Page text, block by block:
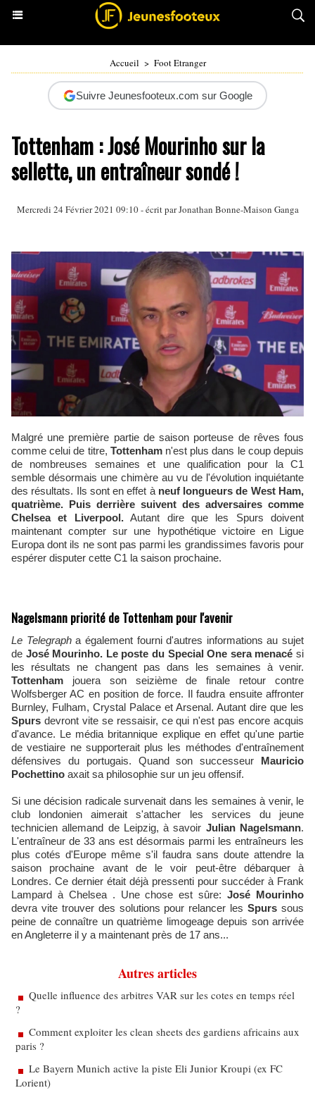
Accueil > Foot Etranger
Suivre Jeunesfooteux.com sur Google
Tottenham : José Mourinho sur la
sellette, un entraîneur sondé !
Mercredi 24 Février 2021 09:10 - écrit parJonathan Bonne-Maison Ganga
Malgré une première partie de saison porteuse de rêves fous
comme celui de titre, Tottenhamn'est plus dans le coup depuis
de nombreuses semaines et une qualification pour la C1
semble désormais une chimère au vu de l'évolution inquiétante
des résultats. Ils sont en effet à neuf longueurs de West Ham,
quatrième. Puis derrière suivent des adversaires comme
Chelsea et Liverpool.Autant dire que les Spurs doivent
maintenant compter sur une hypothétique victoire en Ligue
Europa dont ils ne sont pas parmi les grandissimes favoris pour
espérer disputer cette C1 la saison prochaine.
Nagelsmann priorité de Tottenham pour l'avenir
Le Telegrapha également fourni d'autres informations au sujet
de José Mourinho. Le poste du Special One sera menacé si
les résultats ne changent pas dans les semaines à venir.
Tottenham jouera son seizième de finale retour contre
Wolfsberger AC en position de force. Il faudra ensuite affronter
Burnley, Fulham, Crystal Palace et Arsenal. Autant dire que les
Spurs devront vite se ressaisir, ce qui n'est pas encore acquis
d'avance. Le média britannique explique en effet qu'une partie
de vestiaire ne supporterait plus les méthodes d'entraînement
défensives du portugais. Quand son successeur Mauricio
Pochettino axait sa philosophie sur un jeu offensif.
Si une décision radicale survenait dans les semaines à venir, le
club londonien aimerait s'attacher les services du jeune
technicien allemand de Leipzig, à savoir Julian Nagelsmann.
L'entraîneur de 33 ans est désormais parmi les entraîneurs les
plus cotés d'Europe même s'il faudra sans doute attendre la
saison prochaine avant de le voir peut-être débarquer à
Londres. Ce dernier était déjà pressenti pour succéder à Frank
Lampard à Chelsea . Une chose est sûre: José Mourinho
devra vite trouver des solutions pour relancer les Spurs sous
peine de connaître un quatrième limogeage depuis son arrivée
en Angleterre il y a maintenant près de 17 ans...
Autres articles
Quelle influence des arbitres VAR sur les cotes en temps réel
?
Comment exploiter les clean sheets des gardiens africains aux
paris ?
Le Bayern Munich active la piste Eli Junior Kroupi (ex FC
Lorient)